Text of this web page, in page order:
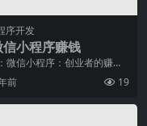
序开发
信小程序赚钱
微信小程序：创业者的赚钱
摘要：随着智能手机的普及
互联网的快速发
前 19